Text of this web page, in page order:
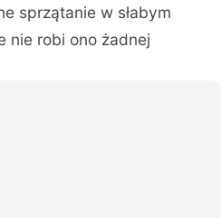
sprzątanie w słabym
nie robi ono żadnej